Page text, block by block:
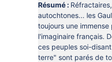
Résumé :
autochtones... les
toujours une immense
l'imaginaire français.
ces peuples soi-
terre" sont parés de